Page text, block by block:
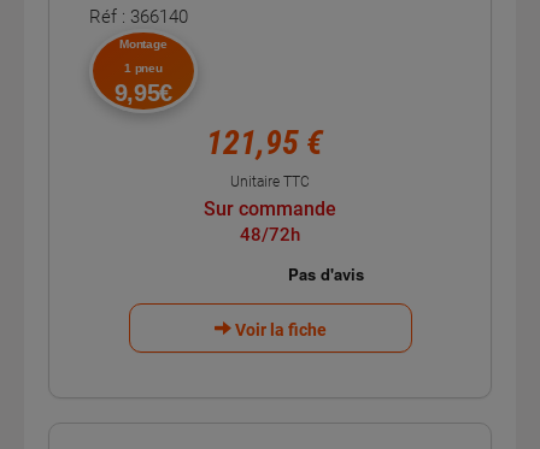
Réf : 366140
Montage
1 pneu
9,95€
121,95 €
Unitaire TTC
Sur commande
48/72h
Voir la fiche